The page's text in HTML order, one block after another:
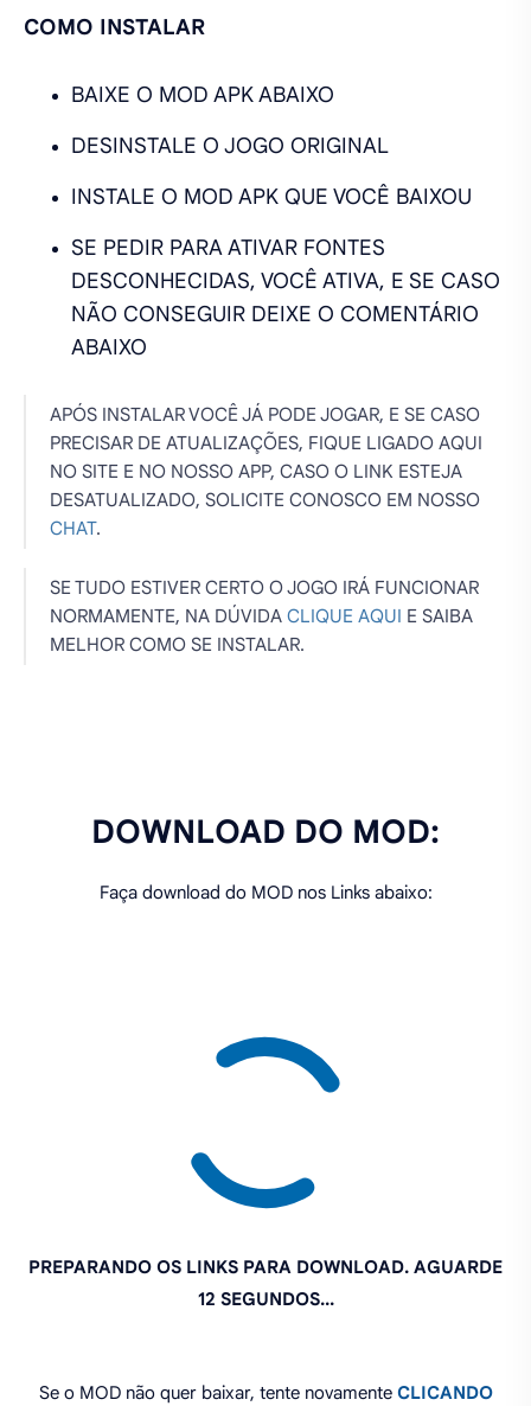
COMO INSTALAR
BAIXE O MOD APK ABAIXO
DESINSTALE O JOGO ORIGINAL
INSTALE O MOD APK QUE VOCÊ BAIXOU
SE PEDIR PARA ATIVAR FONTES
DESCONHECIDAS, VOCÊ ATIVA, E SE CASO
NÃO CONSEGUIR DEIXE O COMENTÁRIO
ABAIXO
APÓS INSTALAR VOCÊ JÁ PODE JOGAR, E SE CASO
PRECISAR DE ATUALIZAÇÕES, FIQUE LIGADO AQUI
NO SITE E NO NOSSO APP, CASO O LINK ESTEJA
DESATUALIZADO, SOLICITE CONOSCO EM NOSSO
CHAT.
SE TUDO ESTIVER CERTO O JOGO IRÁ FUNCIONAR
NORMAMENTE, NA DÚVIDA CLIQUE AQUI E SAIBA
MELHOR COMO SE INSTALAR.
DOWNLOAD DO MOD:
Faça download do MOD nos Links abaixo:
PREPARANDO OS LINKS PARA DOWNLOAD. AGUARDE
11 SEGUNDOS...
Se o MOD não quer baixar, tente novamente
AQUI
PIX INCENTIVO: PIX@SINHOGAMER.COM.BR